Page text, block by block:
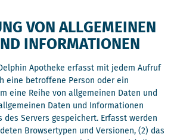
VON ALLGEMEINEN
INFORMATIONEN
Apotheke erfasst mit jedem Aufruf
eine betroffene Person oder ein
eine Reihe von allgemeinen Daten und
Daten und Informationen
des Servers gespeichert. Erfasst werden
Browsertypen und Versionen, (2) das